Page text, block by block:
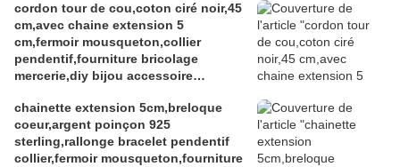
victorien,kawaii,cadeau fete
ceremonie,anniversaire retraite
noel,st valentin mariage,amour amitié
cordon tour de cou,coton ciré noir,45
cm,avec chaine extension 5
cm,fermoir mousqueton,collier
pendentif,fourniture bricolage
mercerie,diy bijou accessoire
vintage retro,baroque punk
kawaii,boheme victorien
edouardien,ateliers du fait mains
chainette extension 5cm,breloque
coeur,argent poinçon 925
sterling,rallonge bracelet pendentif
collier,fermoir mousqueton,fourniture